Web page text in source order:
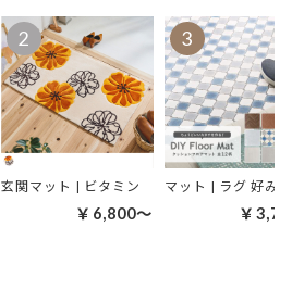
玄関マット | ビタミン
￥6,800～ ￥